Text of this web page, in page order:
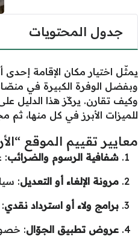
جدول المحتويات
يمثّل اختيار مكان الإقامة
وبفضل الوفرة الكبيرة في
وكيف تقارن. يركّز هذا الدليل
للميزات الأبرز في كل منها،
معايير تقييم الموقع
شفافية الرسوم والضرائب:
مرونة الإلغاء أو التعديل:
برامج ولاء أو استرداد نقدي
عروض تطبيق الجوّال: